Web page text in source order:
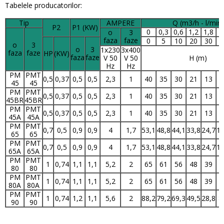
Tabelele producatorilor:
Tip
P2 P1 (KW) AMPERE Q (m3/h - l/min)
o
faza
3
faze
o
faza
3
faze
0 0,3 0,6 1,2 1,8
HP (KW)
o
faza
3
faze
0 5 10 20 30
1x230
V 50
Hz
3x400
V 50
Hz
H (m)
PM
45
PMT
45
0,5 0,37 0,5 0,5 2,3 1 40 35 30 21 13
PM
45BR
PMT
45BR0,5 0,37 0,5 0,5 2,3 1 40 35 30 21 13
PM
45A
PMT
45A 0,5 0,37 0,5 0,5 2,3 1 40 35 30 21 13
PM
65
PMT
65
0,7 0,5 0,9 0,9 4 1,7 53,1 48,8 44,1 33,8 24,7
PM
65A
PMT
65A 0,7 0,5 0,9 0,9 4 1,7 53,1 48,8 44,1 33,8 24,7
PM
80
PMT
80
1 0,74 1,1 1,1 5,2 2 65 61 56 48 39
PM
80A
PMT
80A
1 0,74 1,1 1,1 5,2 2 65 61 56 48 39
PM
90
PMT
90
1 0,74 1,2 1,1 5,6 2 88,2 79,269,3 49,5 28,8